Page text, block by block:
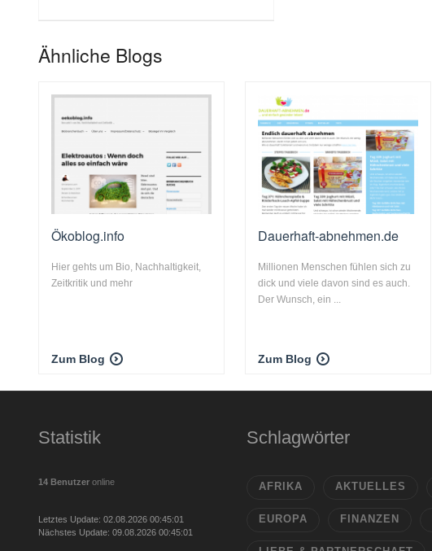
Ähnliche Blogs
Ökoblog.info
Hier gehts um Bio, Nachhaltigkeit,
Zeitkritik und mehr
Zum Blog
Dauerhaft-abnehmen.de
Millionen Menschen fühlen sich zu
dick und viele davon sind es auch.
Der Wunsch, ein ...
Zum Blog
Statistik
14 Benutzer online
Letztes Update: 02.08.2026 00:45:01
Nächstes Update: 09.08.2026 00:45:01
Schlagwörter
AFRIKA AKTUELLES
EUROPA FINANZEN